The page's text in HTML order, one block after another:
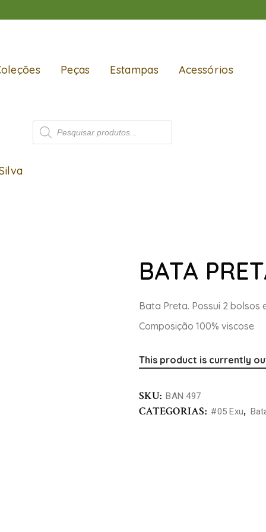
Peças Estampas Acessórios
BATA
Bata Preta. Possui 2
Composição 100% viscose
This product is currently
SKU: BAN 497
CATEGORIAS: #05 Exu,